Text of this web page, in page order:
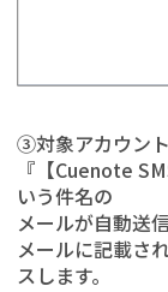
③対象アカウン
『【Cuenote
いう件名の
メールが自動送
メールに記載さ
スします。